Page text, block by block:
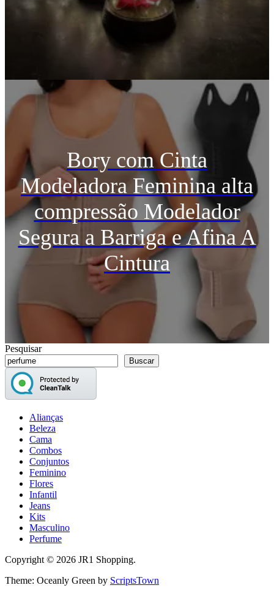
Bory com Cinta
Modeladora Feminina alta
compressão Modelador
Segura a Barriga e Afina A
Cintura
Pesquisar
Buscar
Alianças
Beleza
Cama
Combos
Conjuntos
Feminino
Flores
Infantil
Jeans
Kits
Masculino
Perfume
Copyright © 2026 JR1 Shopping.
Theme: Oceanly Green by ScriptsTown